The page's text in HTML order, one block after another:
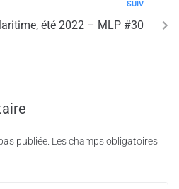
SUIV
été 2022 – MLP #30
publiée. Les champs obligatoires